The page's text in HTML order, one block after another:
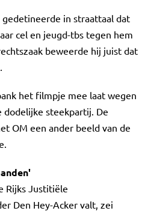
in straattaal dat
cel en jeugd-tbs tegen hem
beweerde hij juist dat
het filmpje mee laat wegen
dodelijke steekpartij. De
OM een ander beeld van de
Rijks Justitiële
Den Hey-Acker valt, zei